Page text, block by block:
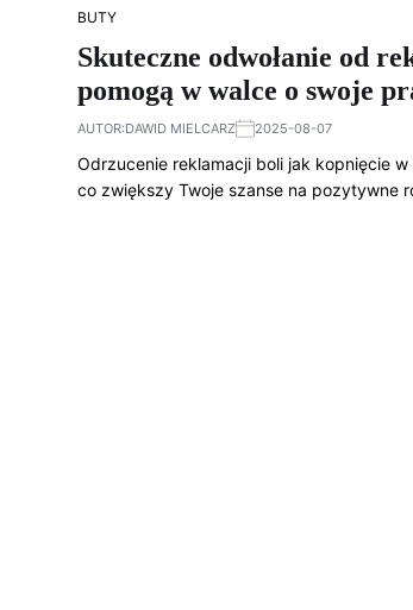
BUTY
Skuteczne odwołanie od
pomogą w walce o swoje
AUTOR:DAWID MIELCARZ 2025-08-07
Odrzucenie reklamacji boli jak kopnięcie
co zwiększy Twoje szanse na pozytywne